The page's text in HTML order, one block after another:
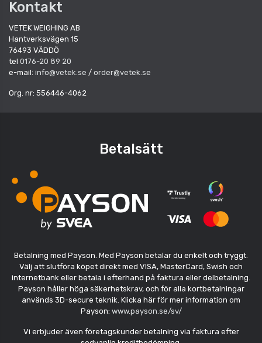
Kontakt
VETEK WEIGHING AB
Hantverksvägen 15
76493 VÄDDÖ
tel 0176-20 89 20
e-mail: info@vetek.se / order@vetek.se
Org. nr: 556446-4062
Betalsätt
Betalning med Payson. Med Payson betalar du enkelt och tryggt.
Välj att slutföra köpet direkt med VISA, MasterCard, Swish och
internetbank eller betala i efterhand på faktura eller delbetalning.
Payson håller höga säkerhetskrav, och för alla kortbetalningar
används 3D-secure teknik. Klicka här för mer information om
Payson: www.payson.se/sv/
Vi erbjuder även företagskunder betalning via faktura efter